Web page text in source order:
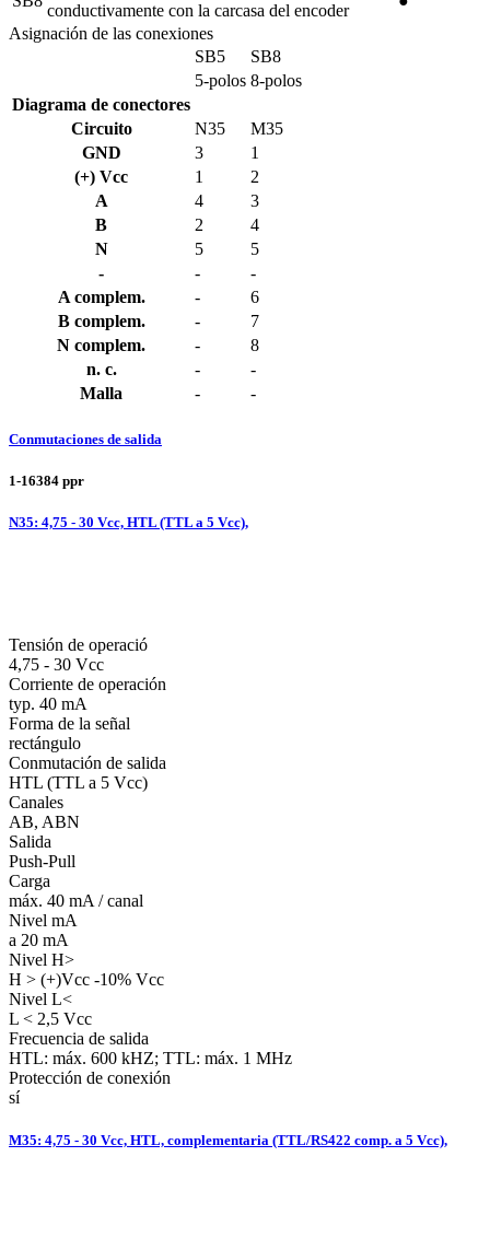
conductivamente con la carcasa del encoder
Asignación de las conexiones
SB5
SB8
5-polos 8-polos
Diagrama de conectores
Circuito
N35
M35
GND
3
1
(+) Vcc
1
2
A
4
3
B
2
4
N
5
5
-
-
-
A complem.
-
6
B complem.
-
7
N complem.
-
8
n. c.
-
-
Malla
- -
Conmutaciones de salida
1-16384 ppr
N35: 4,75 - 30 Vcc, HTL (TTL a 5 Vcc),
Tensión de operació
4,75 - 30 Vcc
Corriente de operación
typ. 40 mA
Forma de la señal
rectángulo
Conmutación de salida
HTL (TTL a 5 Vcc)
Canales
AB, ABN
Salida
Push-Pull
Carga
máx. 40 mA / canal
Nivel mA
a 20 mA
Nivel H>
H > (+)Vcc -10% Vcc
Nivel L<
L < 2,5 Vcc
Frecuencia de salida
HTL: máx. 600 kHZ; TTL: máx. 1 MHz
Protección de conexión
sí
M35: 4,75 - 30 Vcc, HTL, complementaria (TTL/RS422 comp. a 5 Vcc),